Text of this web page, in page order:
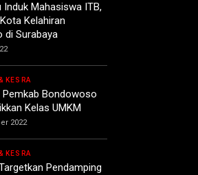
Induk Mahasiswa ITB,
Kelahiran
di Surabaya
KESRA
Pemkab Bondowoso
Kelas UMKM
2022
KESRA
Pendamping